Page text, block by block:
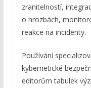
zranitelností,
o hrozbách,
reakce na incidenty.
Používání
kybernetické
editorům tabulek